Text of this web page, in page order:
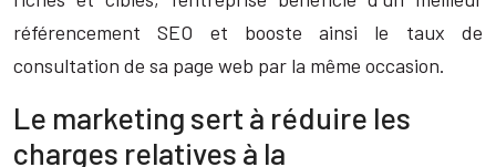
référencement SEO et booste ainsi le taux de
consultation de sa page web par la même occasion.
Le marketing sert à réduire les
charges relatives à la